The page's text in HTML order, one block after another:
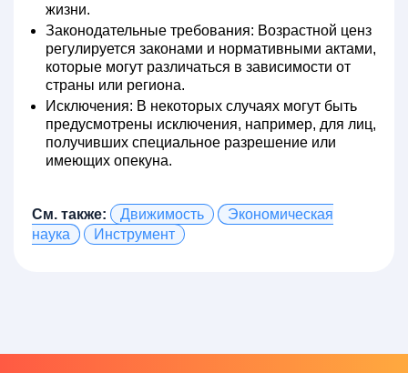
жизни.
Законодательные требования: Возрастной ценз
регулируется законами и нормативными актами,
которые могут различаться в зависимости от
страны или региона.
Исключения: В некоторых случаях могут быть
предусмотрены исключения, например, для лиц,
получивших специальное разрешение или
имеющих опекуна.
См. также: Движимость
Экономическая
наука
Инструмент